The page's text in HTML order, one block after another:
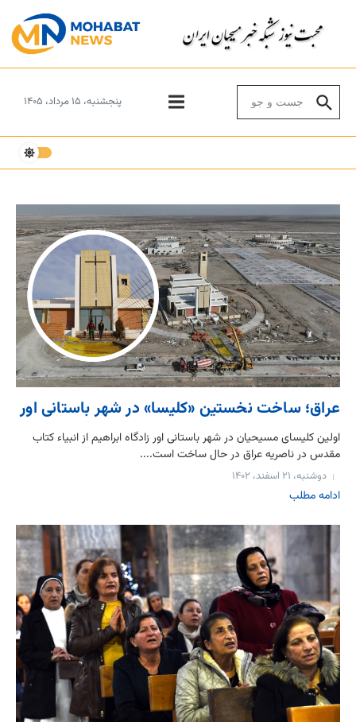
پنجشنبه، ۱۵ مرداد، ۱۴۰۵
عراق؛ ساخت نخستین «کلیسا» در شهر باستانی اور
اولین کلیسای مسیحیان در شهر باستانی اور زادگاه ابراهیم از انبیاء کتاب
مقدس در ناصریه عراق در حال ساخت است....
دوشنبه، ۲۱ اسفند، ۱۴۰۲
ادامه مطلب